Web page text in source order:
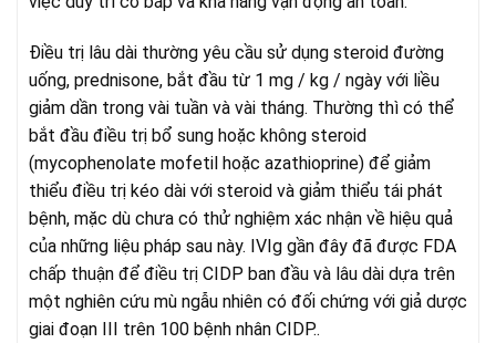
Điều trị lâu dài thường yêu cầu sử dụng steroid đường
uống, prednisone, bắt đầu từ 1 mg / kg / ngày với liều
giảm dần trong vài tuần và vài tháng. Thường thì có thể
bắt đầu điều trị bổ sung hoặc không steroid
(mycophenolate mofetil hoặc azathioprine) để giảm
thiểu điều trị kéo dài với steroid và giảm thiểu tái phát
bệnh, mặc dù chưa có thử nghiệm xác nhận về hiệu quả
của những liệu pháp sau này. IVIg gần đây đã được FDA
chấp thuận để điều trị CIDP ban đầu và lâu dài dựa trên
một nghiên cứu mù ngẫu nhiên có đối chứng với giả dược
giai đoạn III trên 100 bệnh nhân CIDP..